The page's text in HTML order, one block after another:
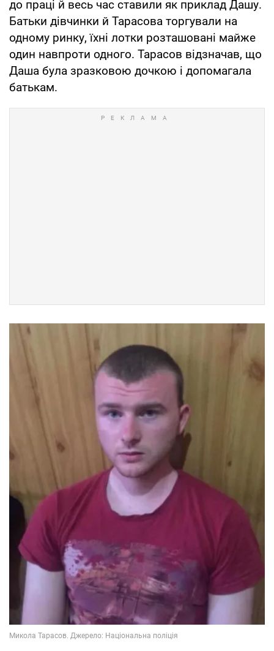
до праці й весь час ставили як приклад Дашу.
Батьки дівчинки й Тарасова торгували на
одному ринку, їхні лотки розташовані майже
один навпроти одного. Тарасов відзначав, що
Даша була зразковою дочкою і допомагала
батькам.